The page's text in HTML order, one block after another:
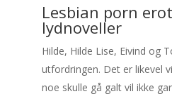
Lesbian porn
lydnoveller
Hilde, Hilde Lise, Eivind og
utfordringen. Det er likevel
noe skulle gå galt vil ikke